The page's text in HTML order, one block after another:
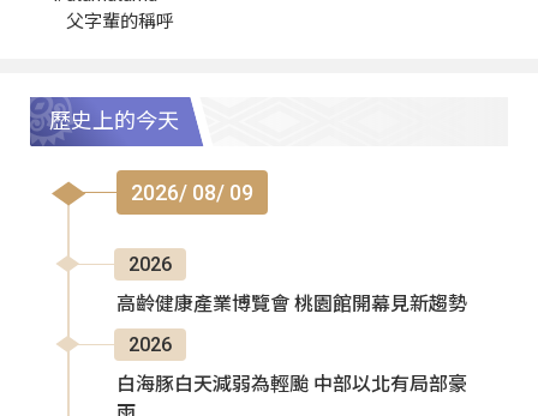
父字輩的稱呼
歷史上的今天
2026/ 08/ 09
2026
高齡健康產業博覽會 桃園館開幕見新趨勢
2026
白海豚白天減弱為輕颱 中部以北有局部豪